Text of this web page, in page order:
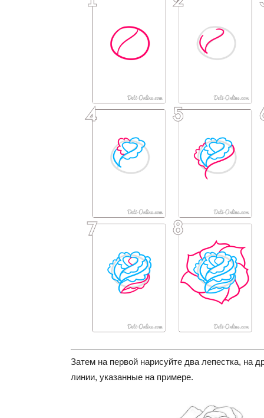
Затем на первой нарисуйте два лепестка, на
линии, указанные на примере.